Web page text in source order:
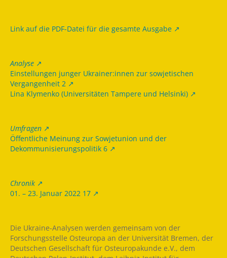
Link auf die PDF-Datei für die gesamte Ausgabe
Analyse
Einstellungen junger Ukrainer:innen zur sowjetischen
Vergangenheit 2
Lina Klymenko (Universitäten Tampere und Helsinki)
Umfragen
Öffentliche Meinung zur Sowjetunion und der
Dekommunisierungspolitik 6
Chronik
01. – 23. Januar 2022 17
Die Ukraine-Analysen werden gemeinsam von der
Forschungsstelle Osteuropa an der Universität Bremen, der
Deutschen Gesellschaft für Osteuropakunde e.V., dem